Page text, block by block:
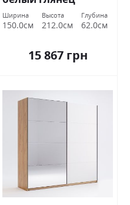
Миромарк
Ширина
150.0см
Высота
212.0см
Глубина
62.0см
15 867 грн